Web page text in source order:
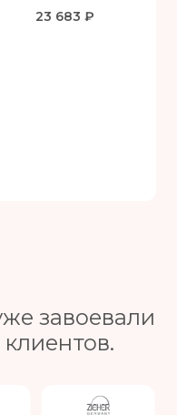
23 683 ₽
завоевали